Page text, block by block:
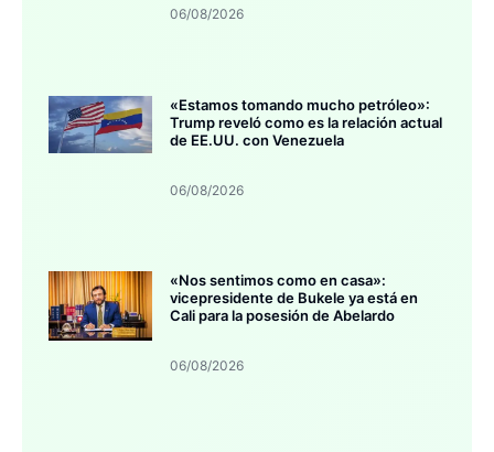
06/08/2026
«Estamos tomando mucho petróleo»:
Trump reveló como es la relación actual
de EE.UU. con Venezuela
06/08/2026
«Nos sentimos como en casa»:
vicepresidente de Bukele ya está en
Cali para la posesión de Abelardo
06/08/2026